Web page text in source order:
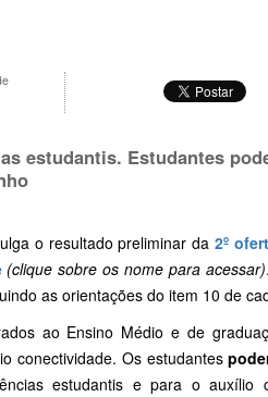
estudantis. Estudantes
o resultado preliminar da 2º
(clique sobre os nome para acessar)
as orientações do item 10 de
ao Ensino Médio e de
conectividade. Os estudantes
estudantis e para o auxílio